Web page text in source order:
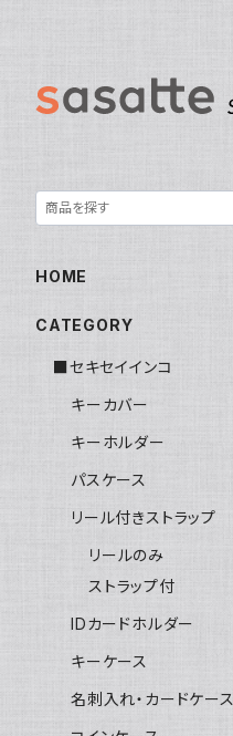
HOME
CATEGORY
■セキセイインコ
キーカバー
キーホルダー
パスケース
リール付きストラップ
リールのみ
ストラップ付
IDカードホルダー
キーケース
名刺入れ・カードケース